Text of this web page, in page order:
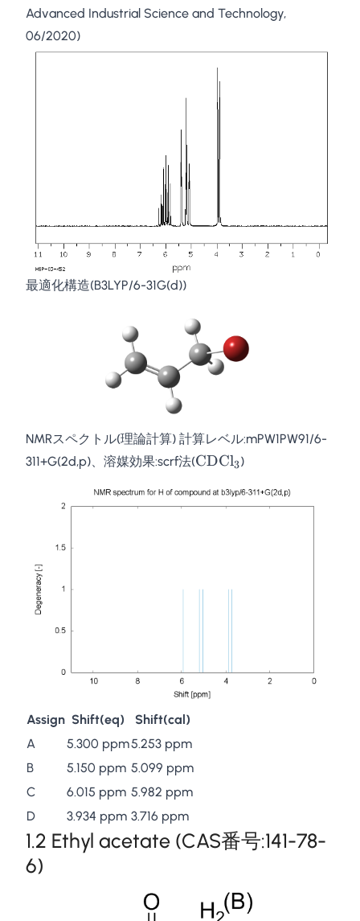
Advanced Industrial Science and Technology,
06/2020)
最適化構造(B3LYP/6-31G(d))
NMRスペクトル(理論計算) 計算レベル:mPW1PW91/6-
311+G(2d,p)、溶媒効果:scrf法(\mathrm{CDCl}_3
CDCl3)
Assign Shift(eq)
Shift(cal)
A
5.300 ppm5.253 ppm
B
5.150 ppm 5.099 ppm
C
6.015 ppm 5.982 ppm
D
3.934 ppm 3.716 ppm
1.2 Ethyl acetate (CAS番号:141-78-
6)